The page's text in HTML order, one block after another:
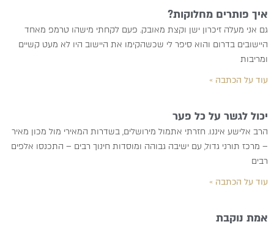
איך פותרים מחלוקות?
גם אני מעלה זיכרון ישן וקצת מאובק. פעם לקחתי מישהו טרמפ מאחד
היישובים בדרום והוא סיפר לי שכשהקימו את היישוב היו לא מעט קשיים
ומריבות
עוד על הכתבה »
יכול לגשר על כל פער
הרב אלישע איננו. חזרתי אתמול מירושלים, בשדרות המאירי מול מכון מאיר
– מרכז תורני גדול, עם ישיבה גבוהה ומוסדות חינוך רבים – התכנסו אלפים
רבים
עוד על הכתבה »
אמת נוקבת